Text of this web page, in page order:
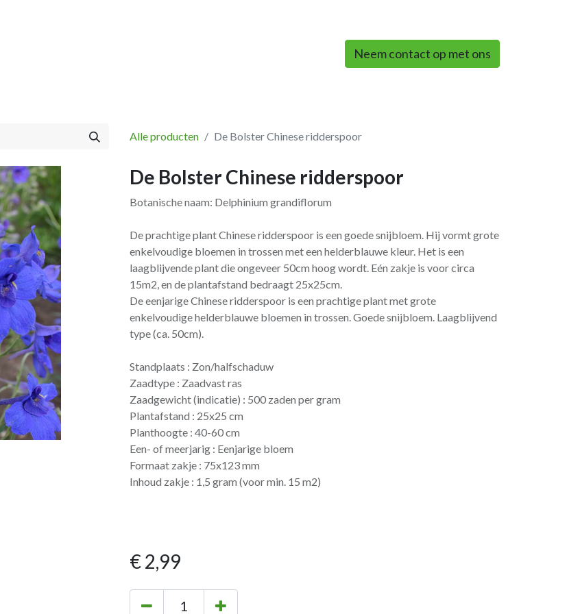
Neem contact op met ons
Alle producten De Bolster Chinese ridderspoor
De Bolster Chinese ridderspoor
Botanische naam: Delphinium grandiflorum
De prachtige plant Chinese ridderspoor is een goede snijbloem. Hij vormt grote
enkelvoudige bloemen in trossen met een helderblauwe kleur. Het is een
laagblijvende plant die ongeveer 50cm hoog wordt. Eén zakje is voor circa
15m2, en de plantafstand bedraagt 25x25cm.
De eenjarige Chinese ridderspoor is een prachtige plant met grote
enkelvoudige helderblauwe bloemen in trossen. Goede snijbloem. Laagblijvend
type (ca. 50cm).
Standplaats : Zon/halfschaduw
Zaadtype : Zaadvast ras
Zaadgewicht (indicatie) : 500 zaden per gram
Plantafstand : 25x25 cm
Planthoogte : 40-60 cm
Een- of meerjarig : Eenjarige bloem
Formaat zakje : 75x123 mm
Inhoud zakje : 1,5 gram (voor min. 15 m2)
€2,99